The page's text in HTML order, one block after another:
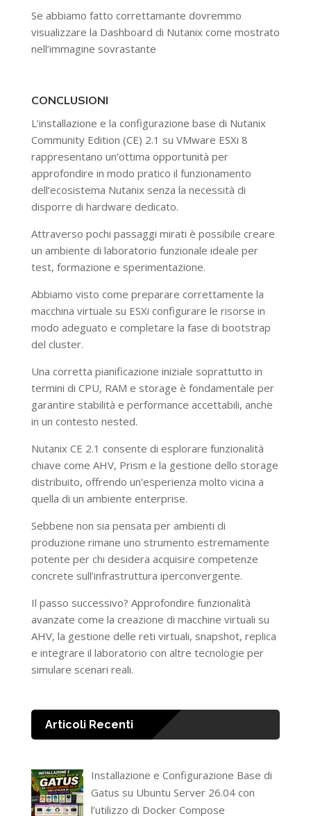
Se abbiamo fatto correttamante dovremmo
visualizzare la Dashboard di Nutanix come mostrato
nell’immagine sovrastante
CONCLUSIONI
L’installazione e la configurazione base di Nutanix
Community Edition (CE) 2.1 su VMware ESXi 8
rappresentano un’ottima opportunità per
approfondire in modo pratico il funzionamento
dell’ecosistema Nutanix senza la necessità di
disporre di hardware dedicato.
Attraverso pochi passaggi mirati è possibile creare
un ambiente di laboratorio funzionale ideale per
test, formazione e sperimentazione.
Abbiamo visto come preparare correttamente la
macchina virtuale su ESXi configurare le risorse in
modo adeguato e completare la fase di bootstrap
del cluster.
Una corretta pianificazione iniziale soprattutto in
termini di CPU, RAM e storage è fondamentale per
garantire stabilità e performance accettabili, anche
in un contesto nested.
Nutanix CE 2.1 consente di esplorare funzionalità
chiave come AHV, Prism e la gestione dello storage
distribuito, offrendo un’esperienza molto vicina a
quella di un ambiente enterprise.
Sebbene non sia pensata per ambienti di
produzione rimane uno strumento estremamente
potente per chi desidera acquisire competenze
concrete sull’infrastruttura iperconvergente.
Il passo successivo? Approfondire funzionalità
avanzate come la creazione di macchine virtuali su
AHV, la gestione delle reti virtuali, snapshot, replica
e integrare il laboratorio con altre tecnologie per
simulare scenari reali.
Articoli Recenti
Installazione e Configurazione Base di
Gatus su Ubuntu Server 26.04 con
l’utilizzo di Docker Compose